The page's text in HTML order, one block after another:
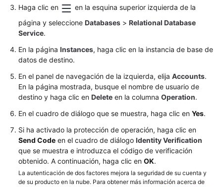
permisos
Ciclo
de
vida
la
instancia
Modificaciones
instancia
Réplicas
lectura
Haga clic en
en la esquina superior izquierda de la
página y seleccione Databases > Relational Database
Service.
En la página Instances, haga clic en la instancia de base de
datos de destino.
En el panel de navegación de la izquierda, elija Accounts.
En la página mostrada, busque el nombre de usuario de
destino y haga clic en Delete en la columna Operation.
En el cuadro de diálogo que se muestra, haga clic en Yes.
Si ha activado la protección de operación, haga clic en
Send Code en el cuadro de diálogo Identity Verification
que se muestra e introduzca el código de verificación
obtenido. A continuación, haga clic en OK.
La autenticación de dos factores mejora la seguridad de su cuenta y
de su producto en la nube. Para obtener más información acerca de